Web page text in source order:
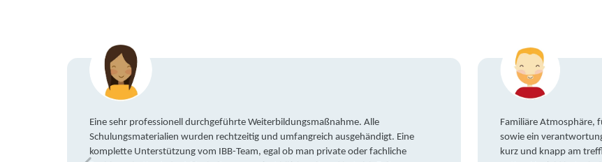
Eine sehr professionell durchgeführte Weiterbildungsmaßnahme. Alle
Schulungsmaterialien wurden rechtzeitig und umfangreich ausgehändigt. Eine
komplette Unterstützung vom IBB-Team, egal ob man private oder fachliche
Familiäre Atmosphäre,
sowie ein
kurz und knapp am